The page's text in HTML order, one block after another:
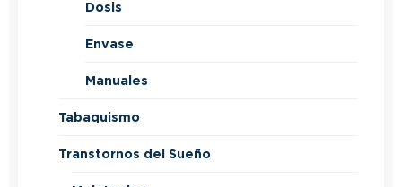
Dosis
Envase
Manuales
Tabaquismo
Transtornos del Sueño